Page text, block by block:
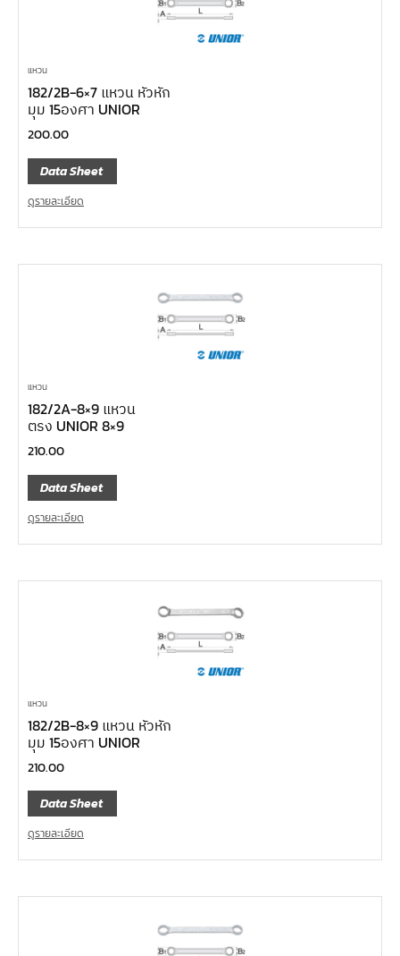
แหวน
182/2B-6×7 แหวน หัวหัก
มุม 15องศา UNIOR
200.00
Data Sheet
ดูรายละเอียด
แหวน
182/2A-8×9 แหวน
ตรง UNIOR 8×9
210.00
Data Sheet
ดูรายละเอียด
แหวน
182/2B-8×9 แหวน หัวหัก
มุม 15องศา UNIOR
210.00
Data Sheet
ดูรายละเอียด